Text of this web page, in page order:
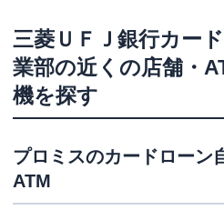
三菱ＵＦＪ銀行カー
業部の近くの店舗・
機を探す
プロミスのカードローン
ATM